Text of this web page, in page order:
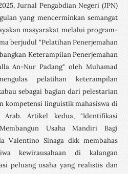
Jurnal Pengabdian Negeri (JPN)
yang mencerminkan semangat
masyarakat melalui program-
berjudul "Pelatihan Penerjemahan
Keterampilan Penerjemahan
An-Nur Padang" oleh Muhamad
pelatihan keterampilan
sebagai bagian dari pelestarian
kompetensi linguistik mahasiswa di
Arab. Artikel kedua, "Identifikasi
Usaha Mandiri Bagi
Valentino Sinaga dkk membahas
kewirausahaan di kalangan
peluang usaha yang realistis dan